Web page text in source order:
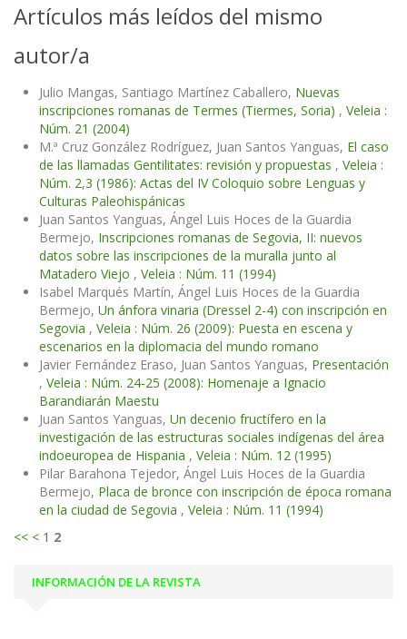
Artículos más leídos del mismo
autor/a
Julio Mangas, Santiago Martínez Caballero, Nuevas
inscripciones romanas de Termes (Tiermes, Soria) , Veleia :
Núm. 21 (2004)
M.ª Cruz González Rodríguez, Juan Santos Yanguas, El caso
de las llamadas Gentilitates: revisión y propuestas , Veleia :
Núm. 2,3 (1986): Actas del IV Coloquio sobre Lenguas y
Culturas Paleohispánicas
Juan Santos Yanguas, Ángel Luis Hoces de la Guardia
Bermejo, Inscripciones romanas de Segovia, II: nuevos
datos sobre las inscripciones de la muralla junto al
Matadero Viejo , Veleia : Núm. 11 (1994)
Isabel Marqués Martín, Ángel Luis Hoces de la Guardia
Bermejo, Un ánfora vinaria (Dressel 2-4) con inscripción en
Segovia , Veleia : Núm. 26 (2009): Puesta en escena y
escenarios en la diplomacia del mundo romano
Javier Fernández Eraso, Juan Santos Yanguas, Presentación
, Veleia : Núm. 24-25 (2008): Homenaje a Ignacio
Barandiarán Maestu
Juan Santos Yanguas, Un decenio fructífero en la
investigación de las estructuras sociales indígenas del área
indoeuropea de Hispania , Veleia : Núm. 12 (1995)
Pilar Barahona Tejedor, Ángel Luis Hoces de la Guardia
Bermejo, Placa de bronce con inscripción de época romana
en la ciudad de Segovia , Veleia : Núm. 11 (1994)
<< < 1 2
INFORMACIÓN DE LA REVISTA